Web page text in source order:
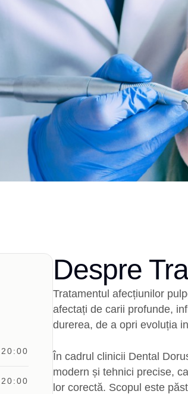
Despre
Tratamentul afecțiunilor
afectați de carii profunde,
durerea, de a opri evoluția
În cadrul clinicii Dental
modern și tehnici precise,
lor corectă. Scopul este